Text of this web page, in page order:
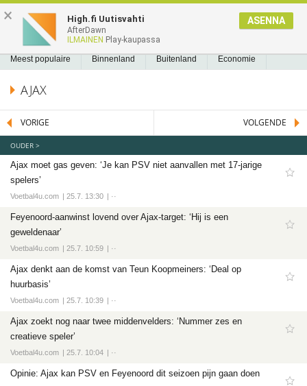
NIEUWS2.NL
Nieuws
Meest populaire
Buitenland
Politiek
Sport
Voetbal
Ajax
Cambuur
Feyenoord
Formule 1
Tech
Entertainment
Games
Software
NIEUWS REEDS GELEZEN BLADWIJZERS
Meest populaire Binnenland Buitenland Economie
PolitiekAJAX
VORIGE VOLGENDE
OUDER >
Ajax moet gas geven: ‘Je kan PSV niet aanvallen met 17-jarige
spelers’
Voetbal4u.com 25.7. 13:30 ··
Feyenoord-aanwinst lovend over Ajax-target: ‘Hij is een
geweldenaar’
Voetbal4u.com 25.7. 10:59 ··
Ajax denkt aan de komst van Teun Koopmeiners: ‘Deal op
huurbasis’
Voetbal4u.com 25.7. 10:39 ··
Ajax zoekt nog naar twee middenvelders: ‘Nummer zes en
creatieve speler’
Voetbal4u.com 25.7. 10:04 ··
Opinie: Ajax kan PSV en Feyenoord dit seizoen pijn gaan doen
× High.fi Uutisvahti
AfterDawn
ILMAINEN Play-kaupassa
ASENNA